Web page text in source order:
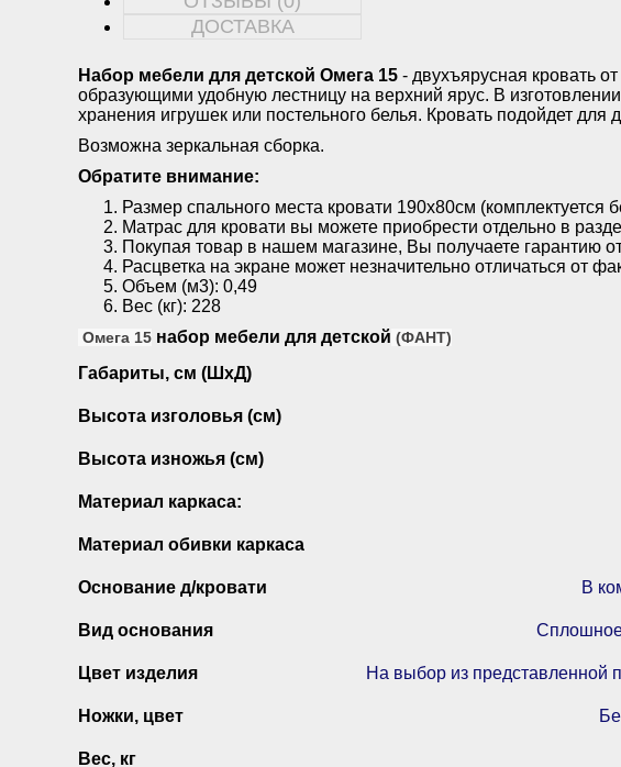
ДОСТАВКА
Набор мебели для детской Омега 15 - двухъярусная кровать
образующими удобную лестницу на верхний ярус. В
хранения игрушек или постельного белья. Кровать подойдет для
Возможна зеркальная сборка.
Обратите внимание:
Размер спального места кровати 190х80см (комплектуется
Матрас для кровати вы можете приобрести отдельно в
Покупая товар в нашем магазине, Вы получаете гарантию от
Расцветка на экране может незначительно отличаться от
Объем (м3): 0,49
Вес (кг): 228
Омега 15 набор мебели для детской (ФАНТ)
Габариты, см (ШхД)
Высота изголовья (см)
Высота изножья (см)
Материал каркаса:
Материал обивки каркаса
Основание д/кровати В
Вид основания
Цвет изделия На выбор из представленной
Ножки, цвет
Вес, кг